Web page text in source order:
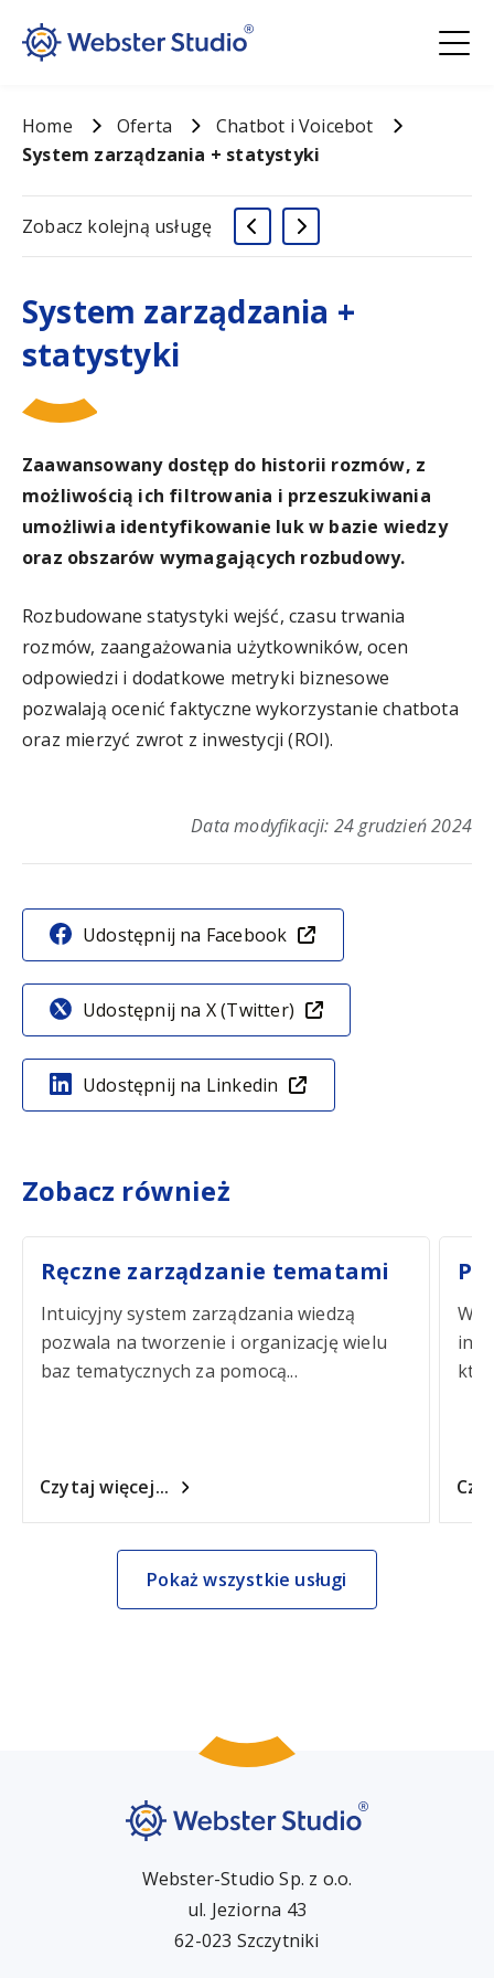
Home Oferta
Chatbot i Voicebot
System zarządzania + statystyki
Zobacz kolejną usługę
System zarządzania +
statystyki
Zaawansowany dostęp do historii rozmów, z
możliwością ich filtrowania i przeszukiwania
umożliwia identyfikowanie luk w bazie wiedzy
oraz obszarów wymagających rozbudowy.
Rozbudowane statystyki wejść, czasu trwania
rozmów, zaangażowania użytkowników, ocen
odpowiedzi i dodatkowe metryki biznesowe
pozwalają ocenić faktyczne wykorzystanie chatbota
oraz mierzyć zwrot z inwestycji (ROI).
Data modyfikacji: 24 grudzień 2024
Udostępnij na Facebook
Udostępnij na X (Twitter)
Udostępnij na Linkedin
Zobacz również
Ręczne zarządzanie tematami
Intuicyjny system zarządzania wiedzą
pozwala na tworzenie i organizację wielu
baz tematycznych za pomocą...
Czytaj więcej...
W
Pokaż wszystkie usługi
Webster-Studio Sp. z o.o.
ul. Jeziorna 43
62-023 Szczytniki